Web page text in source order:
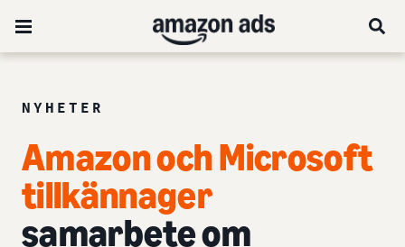
NYHETER
Amazon och Microsoft
tillkännager
samarbete om